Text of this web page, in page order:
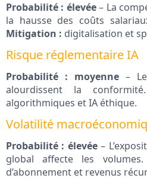
Probabilité : élevée– La
la hausse des coûts
Mitigation : digitalisation et
Risque réglementaire IA
Probabilité : moyenne –
alourdissent la
algorithmiques et IA éthique.
Volatilité
Probabilité : élevée–
global affecte les volumes.
d’abonnement et revenus